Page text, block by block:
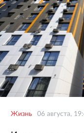
Жизнь 06 августа,